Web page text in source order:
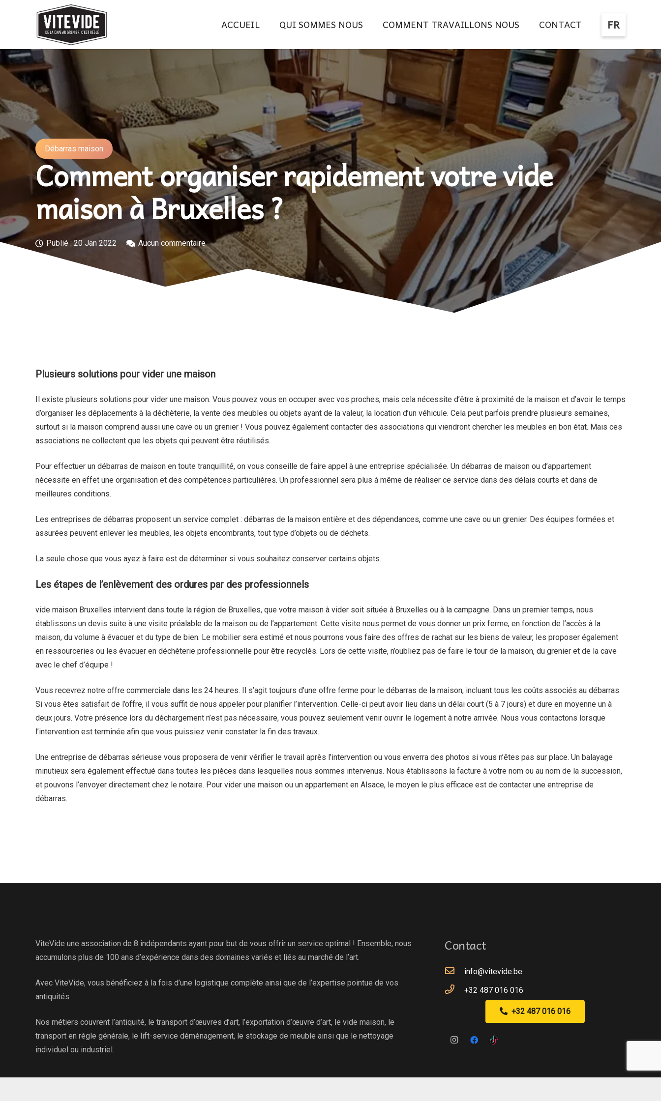
ACCUEIL QUI SOMMES NOUS COMMENT TRAVAILLONS NOUS CONTACT FR
Débarras maison
Comment organiser rapidement votre vide
maison à Bruxelles ?
Publié :20 Jan 2022 Aucun commentaire
Plusieurs solutions pour vider une maison
Il existe plusieurs solutions pour vider une maison. Vous pouvez vous en occuper avec vos proches, mais cela nécessite d’être à proximité de la maison et d’avoir le temps
d’organiser les déplacements à la déchèterie, la vente des meubles ou objets ayant de la valeur, la location d’un véhicule. Cela peut parfois prendre plusieurs semaines,
surtout si la maison comprend aussi une cave ou un grenier ! Vous pouvez également contacter des associations qui viendront chercher les meubles en bon état. Mais ces
associations ne collectent que les objets qui peuvent être réutilisés.
Pour effectuer un débarras de maison en toute tranquillité, on vous conseille de faire appel à une entreprise spécialisée. Un débarras de maison ou d’appartement
nécessite en effet une organisation et des compétences particulières. Un professionnel sera plus à même de réaliser ce service dans des délais courts et dans de
meilleures conditions.
Les entreprises de débarras proposent un service complet : débarras de la maison entière et des dépendances, comme une cave ou un grenier. Des équipes formées et
assurées peuvent enlever les meubles, les objets encombrants, tout type d’objets ou de déchets.
La seule chose que vous ayez à faire est de déterminer si vous souhaitez conserver certains objets.
Les étapes de l’enlèvement des ordures par des professionnels
vide maison Bruxelles intervient dans toute la région de Bruxelles, que votre maison à vider soit située à Bruxelles ou à la campagne. Dans un premier temps, nous
établissons un devis suite à une visite préalable de la maison ou de l’appartement. Cette visite nous permet de vous donner un prix ferme, en fonction de l’accès à la
maison, du volume à évacuer et du type de bien. Le mobilier sera estimé et nous pourrons vous faire des offres de rachat sur les biens de valeur, les proposer également
en ressourceries ou les évacuer en déchèterie professionnelle pour être recyclés. Lors de cette visite, n’oubliez pas de faire le tour de la maison, du grenier et de la cave
avec le chef d’équipe !
Vous recevrez notre offre commerciale dans les 24 heures. Il s’agit toujours d’une offre ferme pour le débarras de la maison, incluant tous les coûts associés au débarras.
Si vous êtes satisfait de l’offre, il vous suffit de nous appeler pour planifier l’intervention. Celle-ci peut avoir lieu dans un délai court (5 à 7 jours) et dure en moyenne un à
deux jours. Votre présence lors du déchargement n’est pas nécessaire, vous pouvez seulement venir ouvrir le logement à notre arrivée. Nous vous contactons lorsque
l’intervention est terminée afin que vous puissiez venir constater la fin des travaux.
Une entreprise de débarras sérieuse vous proposera de venir vérifier le travail après l’intervention ou vous enverra des photos si vous n’êtes pas sur place. Un balayage
minutieux sera également effectué dans toutes les pièces dans lesquelles nous sommes intervenus. Nous établissons la facture à votre nom ou au nom de la succession,
et pouvons l’envoyer directement chez le notaire. Pour vider une maison ou un appartement en Alsace, le moyen le plus efficace est de contacter une entreprise de
débarras.
ViteVide une association de 8 indépendants ayant pour but de vous offrir un service optimal ! Ensemble, nous
accumulons plus de 100 ans d’expérience dans des domaines variés et liés au marché de l’art.
Avec ViteVide, vous bénéficiez à la fois d’une logistique complète ainsi que de l’expertise pointue de vos
antiquités.
Nos métiers couvrent l’antiquité, le transport d’œuvres d’art, l’exportation d’œuvre d’art, le vide maison, le
transport en règle générale, le lift-service déménagement, le stockage de meuble ainsi que le nettoyage
individuel ou industriel.
Contact
info@vitevide.be
+32 487 016 016
+32 487 016 016